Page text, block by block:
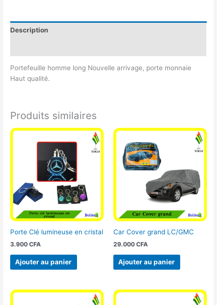
Description
Portefeuille homme long Nouvelle arrivage, porte monnaie
Haut qualité.
Produits similaires
Porte Clé lumineuse en cristal
3.900CFA
Ajouter au panier
Car Cover grand LC/GMC
29.000 CFA
Ajouter au panier